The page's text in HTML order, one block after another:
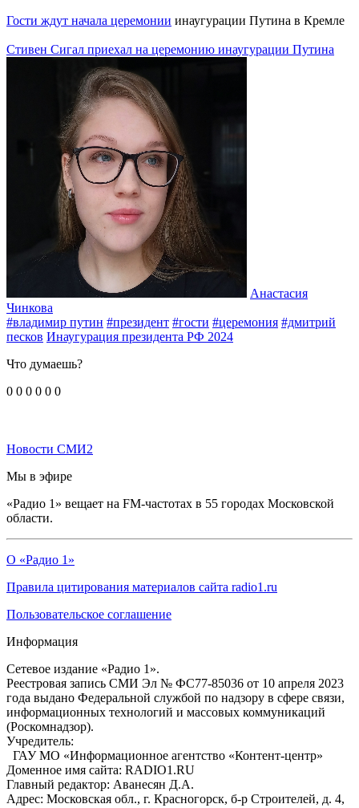
Гости ждут начала церемонии инаугурации Путина в Кремле
Стивен Сигал приехал на церемонию инаугурации Путина
Анастасия
Чинкова
#владимир путин #президент #гости #церемония #дмитрий
песков Инаугурация президента РФ 2024
Что думаешь?
0 0 0 0 0 0
Новости СМИ2
Мы в эфире
«Радио 1» вещает на FM-частотах в 55 городах Московской
области.
О «Радио 1»
Правила цитирования материалов сайта radio1.ru
Пользовательское соглашение
Информация
Сетевое издание «Радио 1».
Реестровая запись СМИ Эл № ФС77-85036 от 10 апреля 2023
года выдано Федеральной службой по надзору в сфере связи,
информационных технологий и массовых коммуникаций
(Роскомнадзор).
Учредитель:
ГАУ МО «Информационное агентство «Контент-центр»
Доменное имя сайта: RADIO1.RU
Главный редактор: Аванесян Д.А.
Адрес: Московская обл., г. Красногорск, б-р Строителей, д. 4,